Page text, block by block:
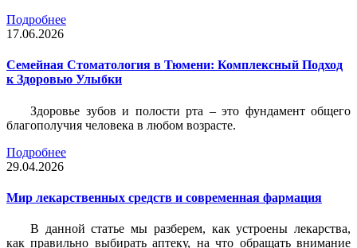
Подробнее
17.06.2026
Семейная Стоматология в Тюмени: Комплексный Подход
к Здоровью Улыбки
Здоровье зубов и полости рта – это фундамент общего
благополучия человека в любом возрасте.
Подробнее
29.04.2026
Мир лекарственных средств и современная фармация
В данной статье мы разберем, как устроены лекарства,
как правильно выбирать аптеку, на что обращать внимание